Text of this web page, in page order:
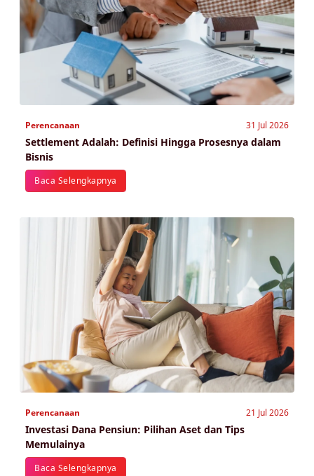
Perencanaan 31 Jul 2026
Settlement Adalah: Definisi Hingga Prosesnya dalam
Bisnis
Baca Selengkapnya
Perencanaan 21 Jul 2026
Investasi Dana Pensiun: Pilihan Aset dan Tips
Memulainya
Baca Selengkapnya